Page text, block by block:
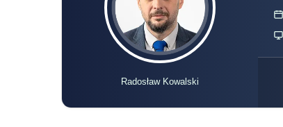
Radosław Kowalski